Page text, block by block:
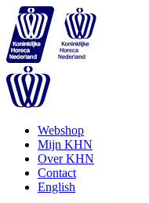
Webshop
Mijn KHN
Over KHN
Contact
English